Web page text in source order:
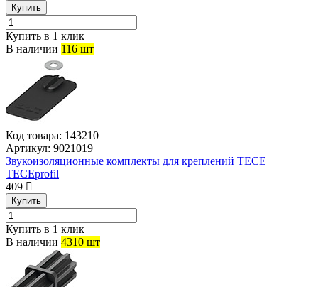
Купить
Купить в 1 клик
В наличии 116 шт
Код товара: 143210
Артикул: 9021019
Звукоизоляционные комплекты для креплений TECE
TECEprofil
409
Купить
Купить в 1 клик
В наличии 4310 шт